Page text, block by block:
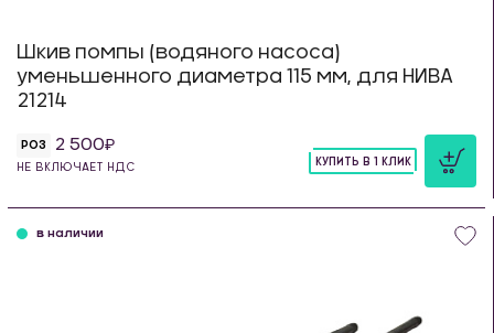
Шкив помпы (водяного насоса)
уменьшенного диаметра 115 мм, для НИВА
21214
РОЗ 2 500
НЕ ВКЛЮЧАЕТ НДС
КУПИТЬ В 1 КЛИК
в наличии